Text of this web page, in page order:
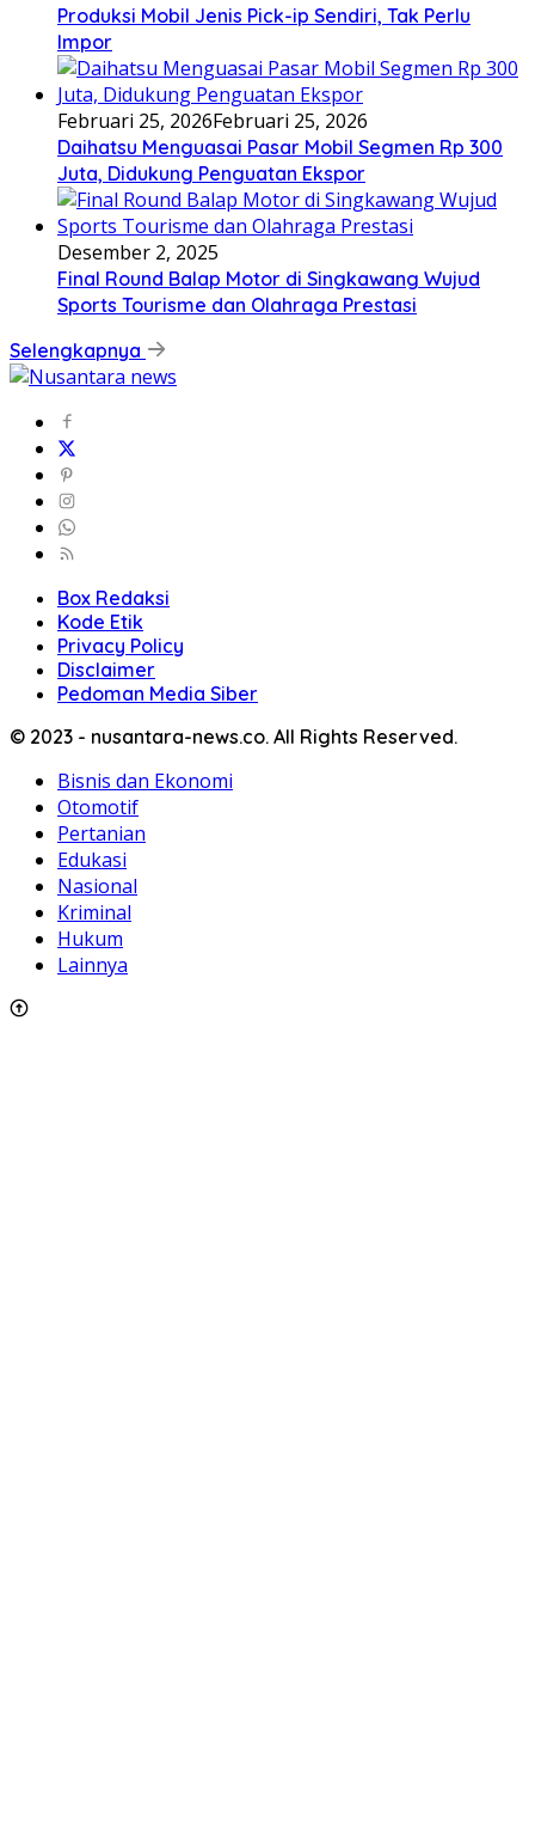
Produksi Mobil Jenis Pick-ip Sendiri, Tak Perlu
Impor
Februari 25, 2026Februari 25, 2026
Daihatsu Menguasai Pasar Mobil Segmen Rp 300
Juta, Didukung Penguatan Ekspor
Desember 2, 2025
Final Round Balap Motor di Singkawang Wujud
Sports Tourisme dan Olahraga Prestasi
Selengkapnya
Box Redaksi
Kode Etik
Privacy Policy
Disclaimer
Pedoman Media Siber
© 2023 - nusantara-news.co. All Rights Reserved.
Bisnis dan Ekonomi
Otomotif
Pertanian
Edukasi
Nasional
Kriminal
Hukum
Lainnya